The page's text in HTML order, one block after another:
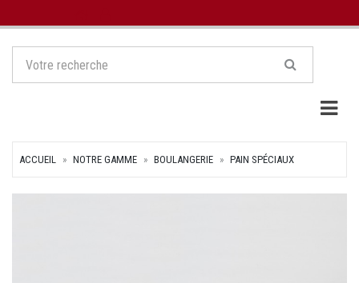
ACCUEIL NOTRE GAMME BOULANGERIE PAIN SPÉCIAUX